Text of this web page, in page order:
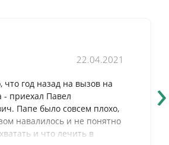
07.07.2020
дом кардиолога Боженко
Врач внимательно
историей болезни, задавал
представить
пациента,
›